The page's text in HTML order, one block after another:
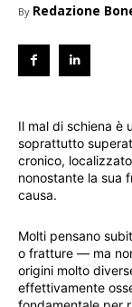
By Redazione
Il mal di schiena è
soprattutto
cronico,
nonostante la sua
causa.
Molti pensano
o fratture — ma
origini molto
effettivamente